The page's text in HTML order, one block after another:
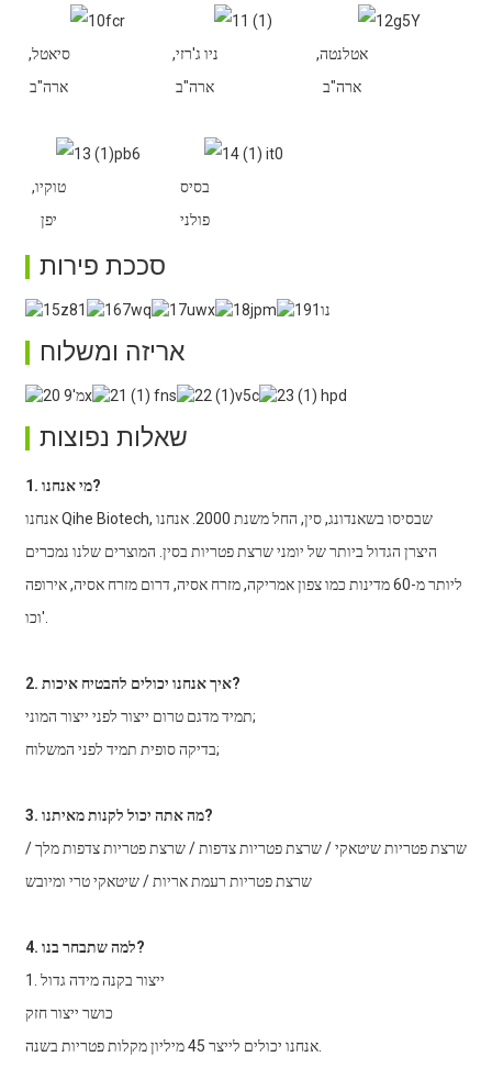
סיאטל,
ארה"ב
ניו ג'רזי,
ארה"ב
אטלנטה,
ארה"ב
טוקיו,
יפן
בסיס
פולני
סככת פירות
אריזה ומשלוח
שאלות נפוצות
1. מי אנחנו?
אנחנו Qihe Biotech, שבסיסו בשאנדונג, סין, החל משנת 2000. אנחנו
היצרן הגדול ביותר של יומני שרצת פטריות בסין. המוצרים שלנו נמכרים
ליותר מ-60 מדינות כמו צפון אמריקה, מזרח אסיה, דרום מזרח אסיה, אירופה
וכו'.
2. איך אנחנו יכולים להבטיח איכות?
תמיד מדגם טרום ייצור לפני ייצור המוני;
בדיקה סופית תמיד לפני המשלוח;
3. מה אתה יכול לקנות מאיתנו?
שרצת פטריות שיטאקי / שרצת פטריות צדפות / שרצת פטריות צדפות מלך /
שרצת פטריות רעמת אריות / שיטאקי טרי ומיובש
4. למה שתבחר בנו?
1. ייצור בקנה מידה גדול
כושר ייצור חזק
אנחנו יכולים לייצר 45 מיליון מקלות פטריות בשנה.